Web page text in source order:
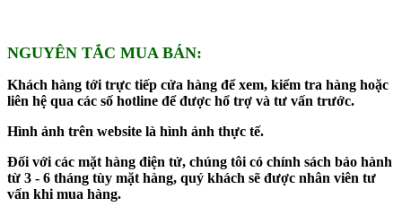
NGUYÊN TẮC MUA BÁN:
Khách hàng tới trực tiếp cửa hàng để xem, kiểm tra hàng hoặc
liên hệ qua các số hotline để được hổ trợ và tư vấn trước.
Hình ảnh trên website là hình ảnh thực tế.
Đối với các mặt hàng điện tử, chúng tôi có chính sách bảo hành
từ 3 - 6 tháng tùy mặt hàng, quý khách sẽ được nhân viên tư
vấn khi mua hàng.